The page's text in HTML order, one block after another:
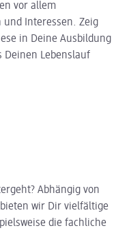
vor allem
und Interessen. Zeig
in Deine Ausbildung
Deinen Lebenslauf
Abhängig von
wir Dir vielfältige
die fachliche